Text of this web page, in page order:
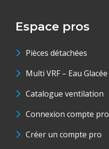
Espace pros
Pièces détachées
Multi VRF – Eau Glacée
Catalogue ventilation
Connexion compte pro
Créer un compte pro